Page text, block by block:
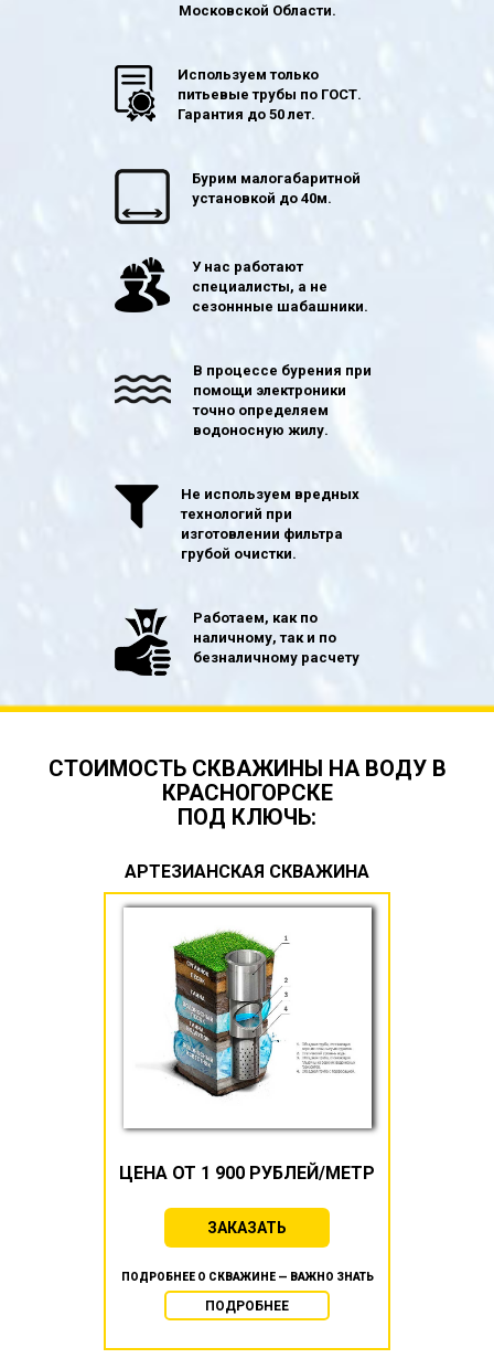
Московской Области.
Используем только
питьевые трубы по ГОСТ.
Гарантия до 50 лет.
Бурим малогабаритной
установкой до 40м.
У нас работают
специалисты, а не
сезоннные шабашники.
В процессе бурения при
помощи электроники
точно определяем
водоносную жилу.
Не используем вредных
технологий при
изготовлении фильтра
грубой очистки.
Работаем, как по
наличному, так и по
безналичному расчету
СТОИМОСТЬ СКВАЖИНЫ НА ВОДУ В
КРАСНОГОРСКЕ
ПОД КЛЮЧЬ:
АРТЕЗИАНСКАЯ СКВАЖИНА
ЦЕНА ОТ 1 900 РУБЛЕЙ/МЕТР
ЗАКАЗАТЬ
ПОДРОБНЕЕ О СКВАЖИНЕ — ВАЖНО ЗНАТЬ
ПОДРОБНЕЕ